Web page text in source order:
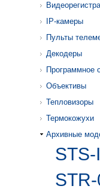
IP-камеры
Пульты
Декодеры
Программное
Объективы
Тепловизоры
Термокожухи
Архивные